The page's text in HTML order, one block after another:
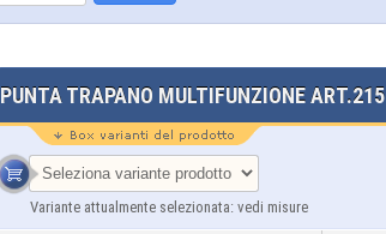
PUNTA TRAPANO MULTIFUNZIONE ART.215
Variante attualmente selezionata: vedi misure